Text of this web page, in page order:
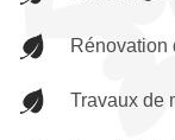
Rénovation
Travaux de